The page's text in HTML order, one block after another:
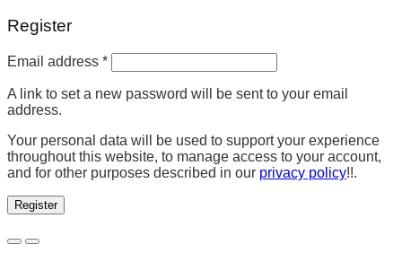
Register
Email address *
A link to set a new password will be sent to your email
address.
Your personal data will be used to support your experience
throughout this website, to manage access to your account,
and for other purposes described in our privacy policy!!.
Register